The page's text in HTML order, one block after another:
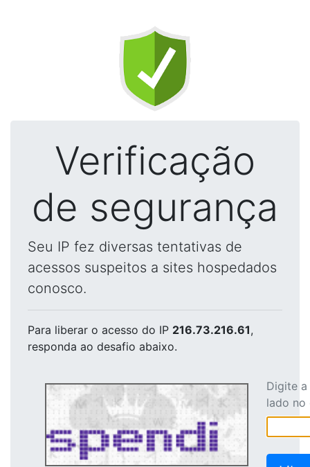
Verificação
de segurança
Seu IP fez diversas tentativas de
acessos suspeitos a sites hospedados
conosco.
Para liberar o acesso do IP 216.73.216.61,
responda ao desafio abaixo.
Digite
lado no